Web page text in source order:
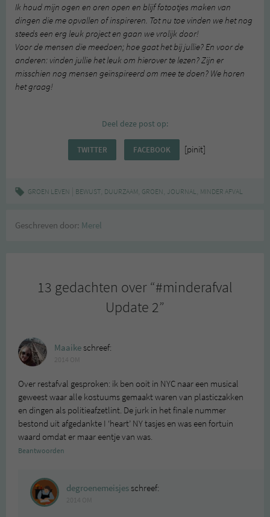
Ik houd mijn ogen en oren open en blijf fotootjes maken van
dingen die me opvallen of inspireren. Tot nu toe vinden we het nog
steeds een erg leuk project en gaan we vrolijk door!
Voor de mensen die meedoen; hoe gaat het bij jullie? En voor de
anderen: vinden jullie het leuk om hierover te lezen? Zijn er
misschien nog mensen geïnspireerd om mee te doen? We horen
het graag!
Deel deze post op:
TWITTER FACEBOOK [pinit]
GROEN LEVEN BEWUST, DUURZAAM, GROEN, JOURNAL, MINDER AFVAL
Geschreven door: Merel
13 gedachten over “#minderafval
Update 2”
Maaikeschreef:
Over restafval gesproken: ik ben ooit in NYC naar een musical
geweest waar alle kostuums gemaakt waren van plasticzakken
en dingen als politieafzetlint. De jurk in het finale nummer
bestond uit afgedankte I ‘heart’ NY tasjes en was een fortuin
waard omdat er maar eentje van was.
Beantwoorden
degroenemeisjesschreef: